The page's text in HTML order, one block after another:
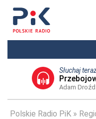
Słuchaj
Adam
Polskie Radio PiK